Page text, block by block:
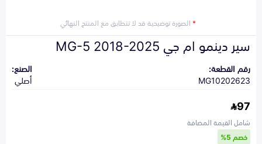
*الصورة توضيحية قد لا تتطابق مع المنتج النهائي
سير دينمو ام جي MG-5 2018-2025
رقم القطعة:
MG10202623
الصنع:
أصلي
97
شامل القيمة المضافة
خصم 5%